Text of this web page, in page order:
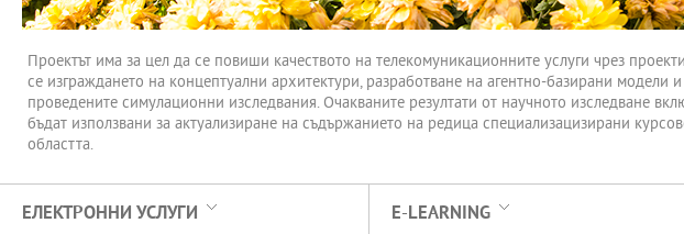
Проектът има за цел да се повиши качеството на телекомуникационните услуги чрез
се изграждането на концептуални архитектури, разработване на агентно-базирани
проведените симулационни изследвания. Очакваните резултати от научното изследване
бъдат използвани за актуализиране на съдържанието на редица специализацизирани
областта.
ЕЛЕКТРОННИ УСЛУГИ E-LEARNING